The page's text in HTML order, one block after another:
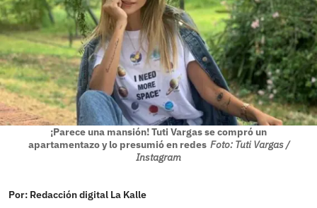
¡Parece una mansión! Tuti Vargas se compró un
apartamentazo y lo presumió en redes Foto: Tuti Vargas /
Instagram
Por: Redacción digital La Kalle